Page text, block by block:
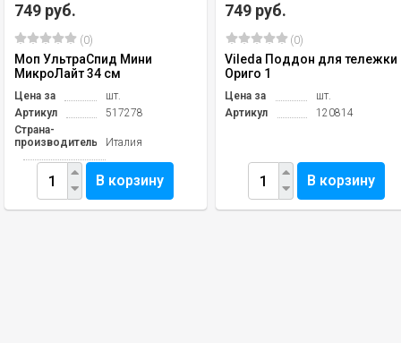
749 руб.
(0)
Моп УльтраСпид Мини
МикроЛайт 34 см
Цена за
шт.
Артикул
517278
Страна-
производитель
Италия
В корзину
749 руб.
(0)
Vileda Поддон для тележки
Ориго 1
Цена за
шт.
Артикул
120814
В корзину